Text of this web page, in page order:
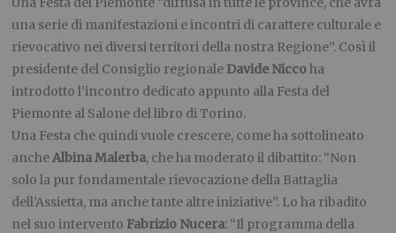
una serie di manifestazioni e incontri di carattere culturale e
rievocativo nei diversi territori della nostra Regione”. Così il
presidente del Consiglio regionale Davide Niccoha
introdotto l’incontro dedicato appunto alla Festa del
Piemonte al Salone del libro di Torino.
Una Festa che quindi vuole crescere, come ha sottolineato
ancheAlbina Malerba, che ha moderato il dibattito: “Non
solo la pur fondamentale rievocazione della Battaglia
dell’Assietta, ma anche tante altre iniziative”. Lo ha ribadito
nel suo intervento Fabrizio Nucera: “Il programma della